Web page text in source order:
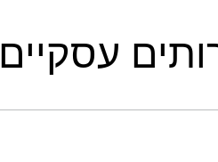
עסקיים